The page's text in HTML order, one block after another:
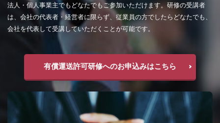
法人・個人事業主でもどなたでもご参加いただけます。研修の受講者
は、会社の代表者・経営者に限らず、従業員の方でしたらどなたでも、
会社を代表して受講していただくことが可能です。
有償運送許可研修へのお申込みはこちら